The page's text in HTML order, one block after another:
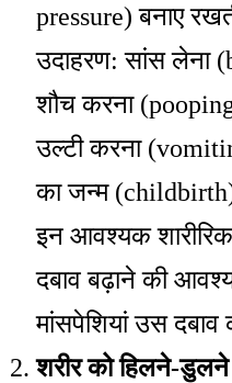
pressure) बनाए
उदाहरण: सांस लेना
शौच करना
उल्टी करना
का जन्म
इन आवश्यक
दबाव बढ़ाने की
मांसपेशियां उस दबाव
शरीर को हिलने-